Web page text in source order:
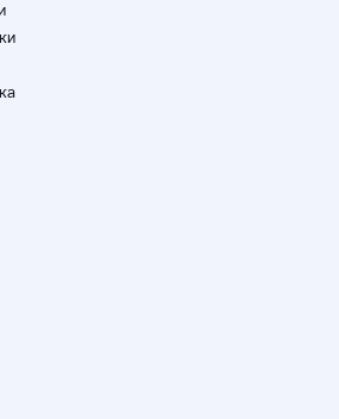
пьянки запрещены
в Токио в названии
условий лицензии на
напитков, адрес доставки
свой адрес в Токио при
находится за пределами
с холодным